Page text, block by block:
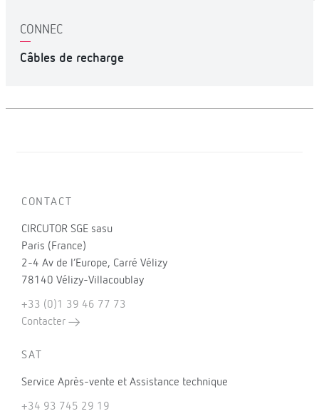
CONNEC
Câbles de recharge
CONTACT
CIRCUTOR SGE sasu
Paris (France)
2-4 Av de l’Europe, Carré Vélizy
78140 Vélizy-Villacoublay
+33 (0)1 39 46 77 73
Contacter
SAT
Service Après-vente et Assistance technique
+34 93 745 29 19